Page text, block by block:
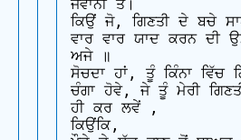
ਜਵਾਨੀ ਤੇ।
ਕਿਉਂ ਜੋ, ਗਿਣਤੀ ਦੇ ਬਚੇ
ਵਾਰ ਵਾਰ ਯਾਦ ਕਰਨ ਦੀ
ਅਜੇ ॥
ਸੋਚਦਾ ਹਾਂ, ਤੂੰ ਕਿੰਨਾ ਵਿੱਚ
ਚੰਗਾ ਹੋਵੇ, ਜੇ ਤੂੰ ਮੇਰੀ
ਹੀ ਕਰ ਲਵੇਂ ,
ਕਿਉਂਕਿ,